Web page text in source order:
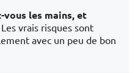
vous les mains, et
Les vrais risques sont
avec un peu de bon